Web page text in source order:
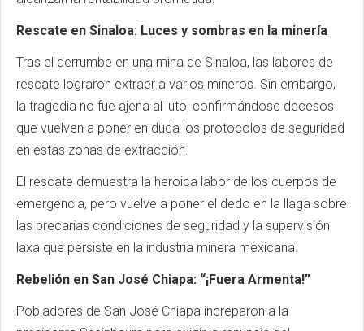
Rescate en Sinaloa: Luces y sombras en la minería
Tras el derrumbe en una mina de Sinaloa, las labores de
rescate lograron extraer a varios mineros. Sin embargo,
la tragedia no fue ajena al luto, confirmándose decesos
que vuelven a poner en duda los protocolos de seguridad
en estas zonas de extracción.
El rescate demuestra la heroica labor de los cuerpos de
emergencia, pero vuelve a poner el dedo en la llaga sobre
las precarias condiciones de seguridad y la supervisión
laxa que persiste en la industria minera mexicana.
Rebelión en San José Chiapa: “¡Fuera Armenta!”
Pobladores de San José Chiapa increparon a la